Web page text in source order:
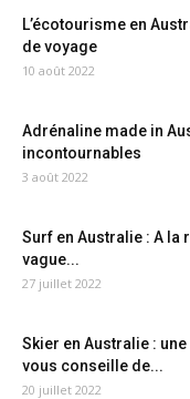
L’écotourisme en
de voyage
10 août 2022
Adrénaline made in
incontournables
3 août 2022
Surf en Australie : A la
vague...
27 juillet 2022
Skier en Australie : une
vous conseille de...
20 juillet 2022